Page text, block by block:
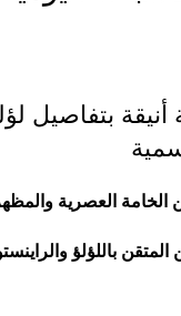
أنيقة بتفاصيل
الخامة العصرية
المتقن باللؤلؤ